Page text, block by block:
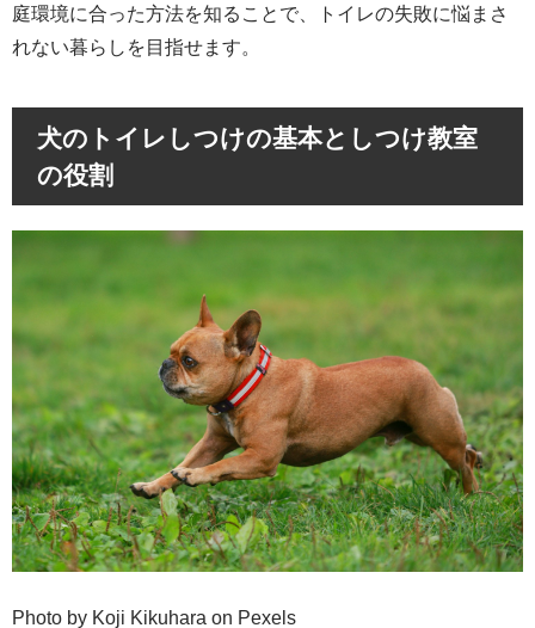
庭環境に合った方法を知ることで、トイレの失敗に悩まさ
れない暮らしを目指せます。
犬のトイレしつけの基本としつけ教室
の役割
Photo by Koji Kikuhara on Pexels